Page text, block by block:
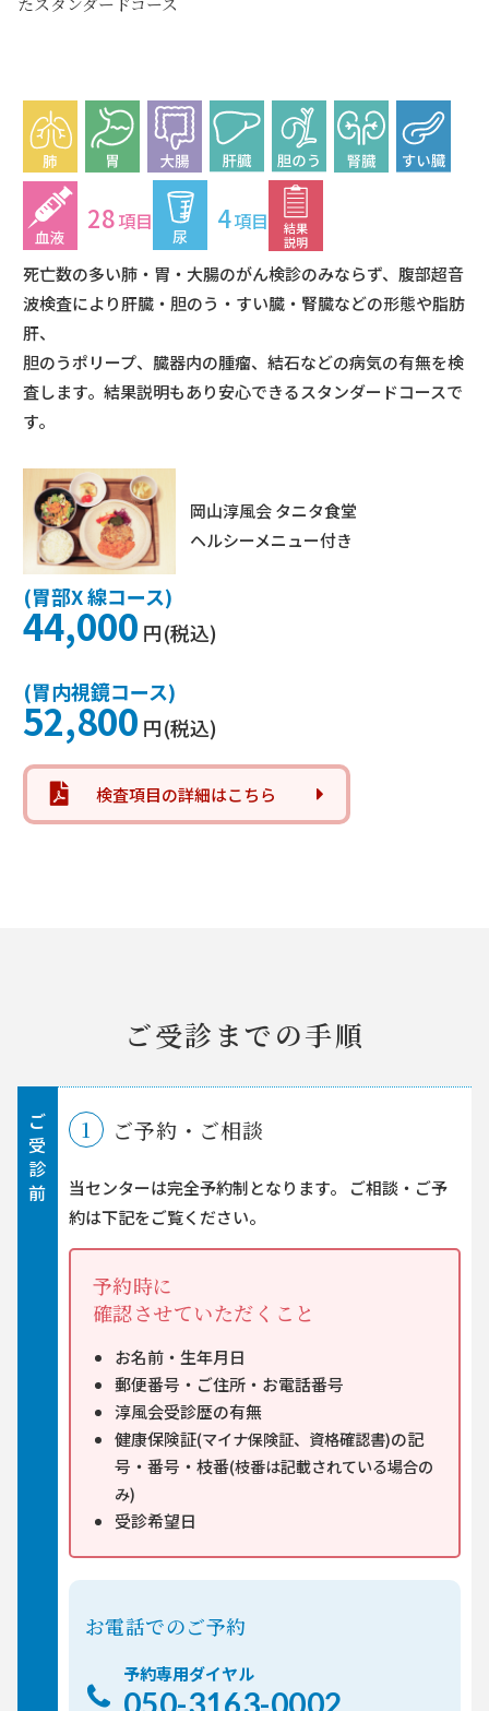
28項目 4項目
死亡数の多い肺・胃・大腸のがん検診のみならず、腹部超音
波検査により肝臓・胆のう・すい臓・腎臓などの形態や脂肪
肝、
胆のうポリープ、臓器内の腫瘤、結石などの病気の有無を検
査します。結果説明もあり安心できるスタンダードコースで
す。
岡山淳風会 タニタ食堂
ヘルシーメニュー付き
検査項目の詳細はこちら
(胃部X 線コース)
44,000 円(税込)
(胃内視鏡コース)
52,800 円(税込)
ご受診までの手順
ご
受
診
前
1 ご予約・ご相談
当センターは完全予約制となります。
ご相談・ご予
約は下記をご覧ください。
予約時に
確認させていただくこと
お名前・生年月日
郵便番号・ご住所・お電話番号
淳風会受診歴の有無
健康保険証(マイナ保険証、資格確認書)の記
号・番号・枝番(枝番は記載されている場合の
み)
受診希望日
お電話でのご予約
予約専用ダイヤル
050-3163-0002